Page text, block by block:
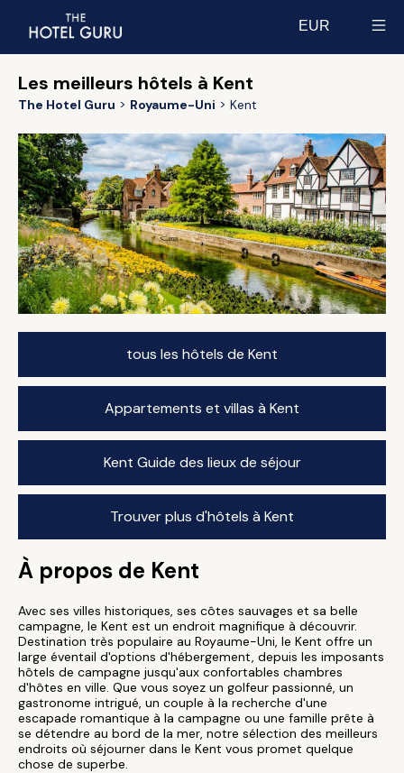
EUR
Les meilleurs hôtels à Kent
The Hotel Guru Royaume-Uni Kent
tous les hôtels de Kent
Appartements et villas à Kent
Kent Guide des lieux de séjour
Trouver plus d'hôtels à Kent
À propos de Kent
Avec ses villes historiques, ses côtes sauvages et sa belle
campagne, le Kent est un endroit magnifique à découvrir.
Destination très populaire au Royaume-Uni, le Kent offre un
large éventail d'options d'hébergement, depuis les imposants
hôtels de campagne jusqu'aux confortables chambres
d'hôtes en ville. Que vous soyez un golfeur passionné, un
gastronome intrigué, un couple à la recherche d'une
escapade romantique à la campagne ou une famille prête à
se détendre au bord de la mer, notre sélection des meilleurs
endroits où séjourner dans le Kent vous promet quelque
chose de superbe.